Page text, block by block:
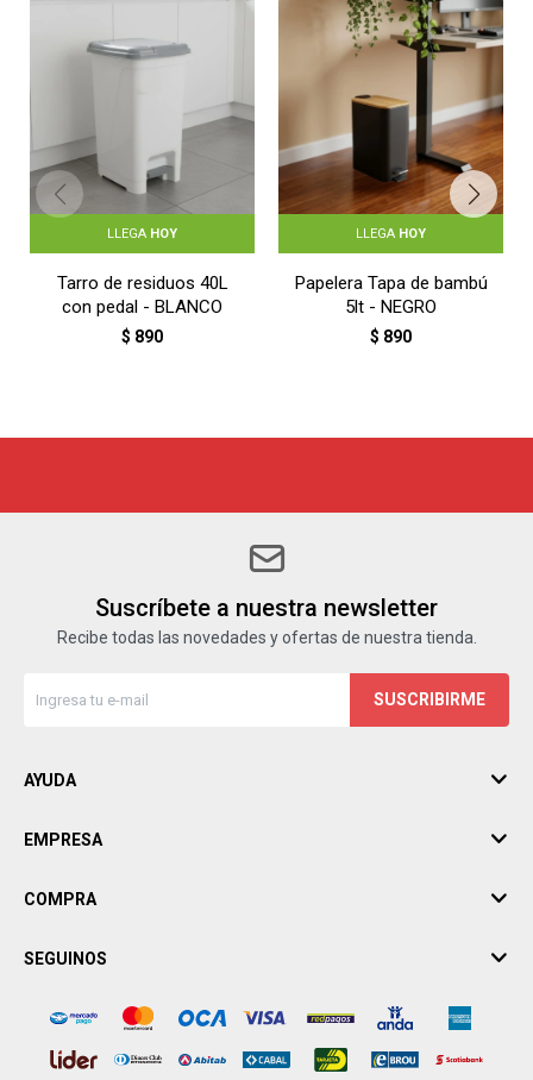
LLEGA HOY
Tarro de residuos 40L
con pedal - BLANCO
$ 890
LLEGA HOY
Papelera Tapa de bambú
5lt - NEGRO
$ 890
Suscríbete a nuestra newsletter
Recibe todas las novedades y ofertas de nuestra tienda.
SUSCRIBIRME
AYUDA
EMPRESA
COMPRA
SEGUINOS